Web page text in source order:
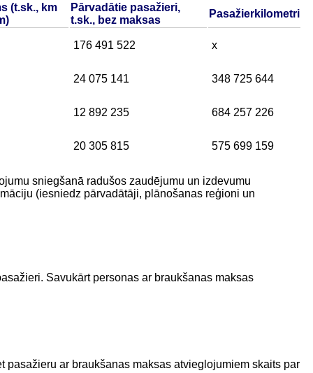
(t.sk., km
Pārvadātie pasažieri,
t.sk., bez maksas
Pasažierkilometri
176 491 522 x
24 075 141 348 725 644
12 892 235 684 257 226
20 305 815 575 699 159
sniegšanā radušos zaudējumu un izdevumu
(iesniedz pārvadātāji, plānošanas reģioni un
Savukārt personas ar braukšanas maksas
ar braukšanas maksas atvieglojumiem skaits par